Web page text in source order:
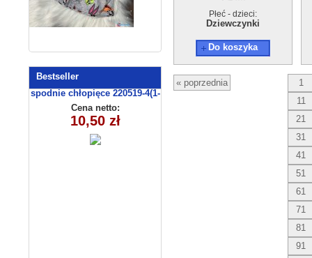
Bestseller
spodnie chłopięce 220519-4(1-
4) 4 szt
Cena netto:
10,50 zł
Płeć - dzieci:
Dziewczynki
Do koszyka
« poprzednia
1
11
21
31
41
51
61
71
81
91